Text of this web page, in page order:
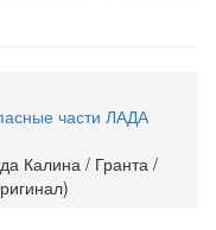
части ЛАДА
Калина / Гранта /